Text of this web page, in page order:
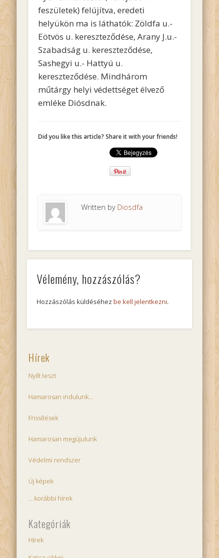
feszületek) felújítva, eredeti
helyükön ma is láthatók: Zöldfa u.-
Eötvös u. kereszteződése, Arany J.u.-
Szabadság u. kereszteződése,
Sashegyi u.- Hattyú u.
kereszteződése. Mindhárom
műtárgy helyi védettséget élvező
emléke Diósdnak.
Did you like this article? Share it with your friends!
Written by Diosdfa
Vélemény, hozzászólás?
Hozzászólás küldéséhez be kell jelentkezni.
Hírek
Nyílt teszt
Hamarosan indulunk…
Frissítések
Hamarosan megújulunk
Védelmi rendszer
Új képek
... korábbi hírek
Kategóriák
Hírek